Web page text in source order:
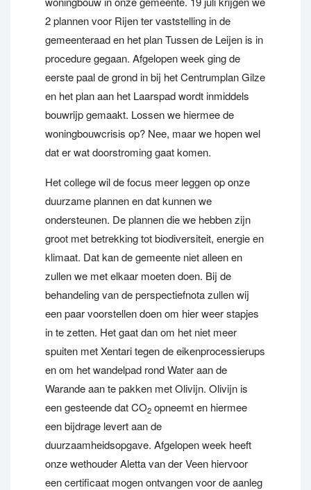
2 plannen voor Rijen ter vaststelling in de
gemeenteraad en het plan Tussen de Leijen is in
procedure gegaan. Afgelopen week ging de
eerste paal de grond in bij het Centrumplan Gilze
en het plan aan het Laarspad wordt inmiddels
bouwrijp gemaakt. Lossen we hiermee de
woningbouwcrisis op? Nee, maar we hopen wel
dat er wat doorstroming gaat komen.
Het college wil de focus meer leggen op onze
duurzame plannen en dat kunnen we
ondersteunen. De plannen die we hebben zijn
groot met betrekking tot biodiversiteit, energie en
klimaat. Dat kan de gemeente niet alleen en
zullen we met elkaar moeten doen. Bij de
behandeling van de perspectiefnota zullen wij
een paar voorstellen doen om hier weer stapjes
in te zetten. Het gaat dan om het niet meer
spuiten met Xentari tegen de eikenprocessierups
en om het wandelpad rond Water aan de
Warande aan te pakken met Olivijn. Olivijn is
een gesteende dat CO2 opneemt en hiermee
een bijdrage levert aan de
duurzaamheidsopgave. Afgelopen week heeft
onze wethouder Aletta van der Veen hiervoor
een certificaat mogen ontvangen voor de aanleg